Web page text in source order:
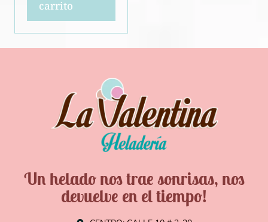
carrito
Un helado nos trae sonrisas, nos
devuelve en el tiempo!